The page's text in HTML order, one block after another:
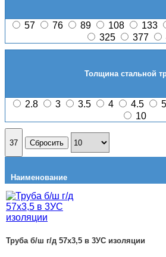
57 76 89 108 133
325
377
Толщина стальной
2.8 3 3.5 4 4.5 5
10
37 Сбросить
Наименование
Вес
Цена с НДС
Труба б/ш г/д 57х3,5 в 3УС изоляции